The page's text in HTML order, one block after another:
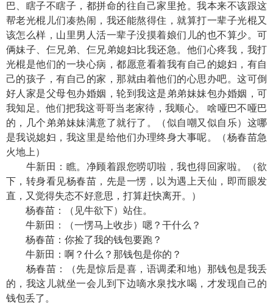
巴、瞎子不瞎子，都拼命的往自己家里抢。我本来不该跟这
帮老光棍儿们凑热闹，我还能熬得住，就算打一辈子光棍又
该怎么样，山里男人活一辈子没摸着娘们儿的也不算少。可
俩妹子、仨兄弟、仨兄弟媳妇比我还急。他们心疼我，我打
光棍是他们的一块心病，都愿意看着我有自己的媳妇，有自
己的孩子，有自己的家，那就由着他们的心思办吧。这可倒
好人家是父母包办婚姻，轮到我这是弟弟妹妹包办婚姻，可
我知足。他们把我这哥哥当老家待，我顺心。 啥哑巴不哑巴
的，几个弟弟妹妹满意了就行了。（似自嘲又似自乐）这哪
是我说媳妇，我这里是给他们办理终身大事呢。（杨春苗急
火地上）
牛新田：瞧。净顾着跟您唠叨啦，我也得回家啦。（欲
下，转身看见杨春苗，先是一愣，以为遇上天仙，即而眼发
直，又觉得失态不好意思，打算赶快离开。）
杨春苗：（见牛欲下）站住。
牛新田：（一愣马上收步）嗯？干什么？
杨春苗：你捡了我的钱包要跑？
牛新田：啊？什么？那钱包是你的？
杨春苗：（先是惊后是喜，语调柔和地）那钱包是我丢
的，我这儿就坐一会儿到下边嘀水泉找水喝，才发现自己的
钱包丢了。